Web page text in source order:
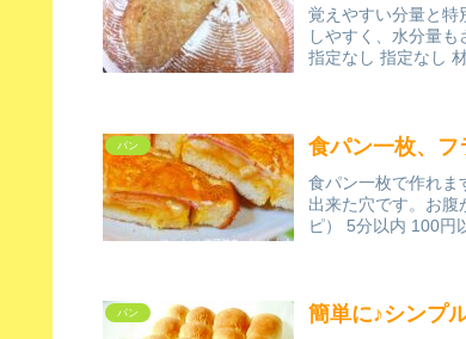
覚えやすい分量と特
しやすく、水分量
指定なし 指定なし
パン 食パン一枚、
食パン一枚で作れま
出来た穴です。お
ピ） 5分以内 100円
パン 簡単に♪シンプ